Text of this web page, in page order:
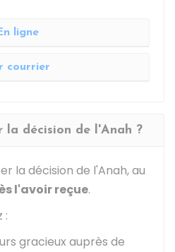
ligne
courrier
la décision de l'Anah ?
la décision de l'Anah, au
l'avoir reçue.
:
gracieux auprès de